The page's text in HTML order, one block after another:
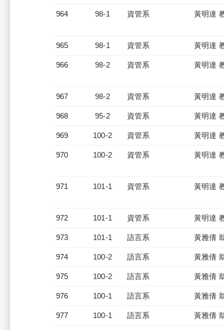
964 98-1 資管系 黃明達
965 98-1 資管系 黃明達
966 98-2 資管系 黃明達
967 98-2 資管系 黃明達
968 95-2 資管系 黃明達
969 100-2 資管系 黃明達
970 100-2 資管系 黃明達
971 101-1 資管系 黃明達
972 101-1 資管系 黃明達
973 101-1 語言系 黃雅倩
974 100-2 語言系 黃雅倩
975 100-2 語言系 黃雅倩
976 100-1 語言系 黃雅倩
977 100-1 語言系 黃雅倩